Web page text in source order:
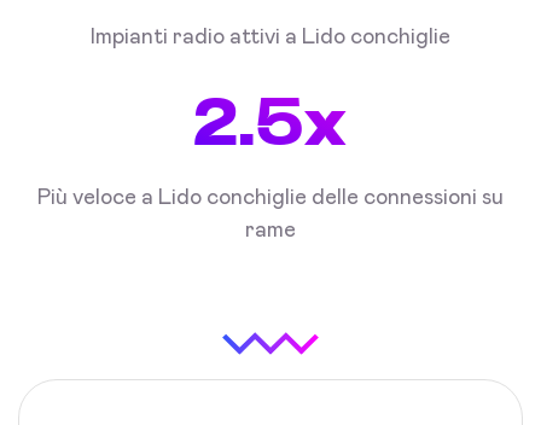
Impianti radio attivi a Lido conchiglie
2.5x
Più veloce a Lido conchiglie delle connessioni su
rame